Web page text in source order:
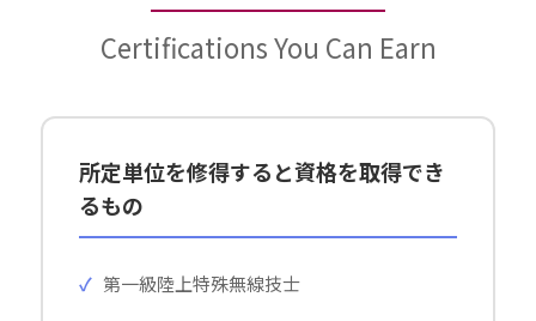
Certifications You Can Earn
所定単位を修得すると資格を取得でき
るもの
第一級陸上特殊無線技士